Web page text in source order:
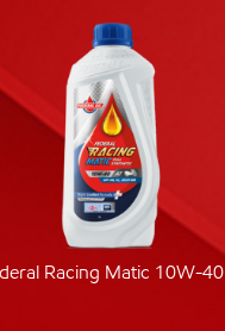
Racing Matic 10W-40